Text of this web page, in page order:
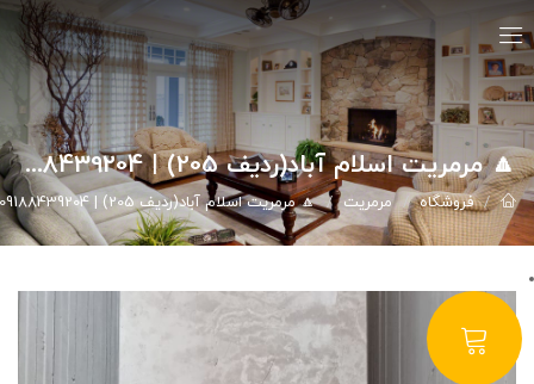
🔼 مرمریت اسلام آباد(ردیف 205) | 09188439204
فروشگاه مرمریت 🔼 مرمریت اسلام آباد(ردیف 205) | 09188439204